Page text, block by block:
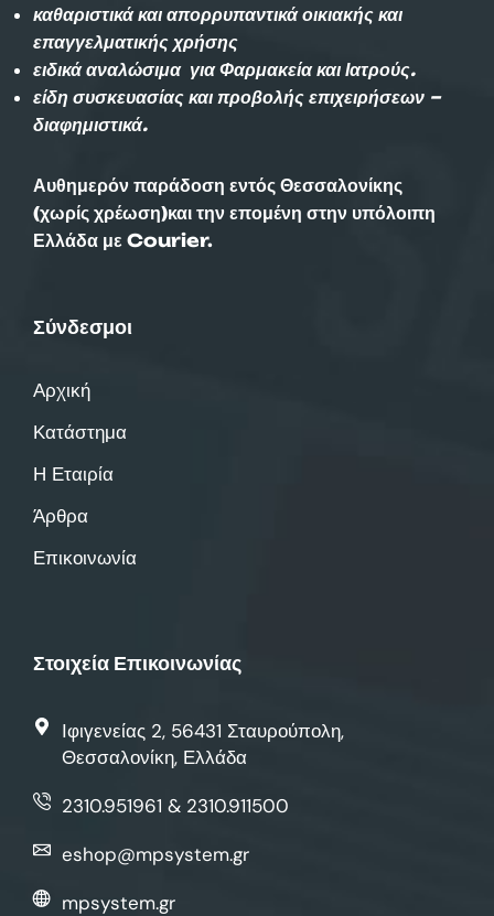
καθαριστικά και απορρυπαντικά οικιακής και
επαγγελματικής χρήσης
ειδικά αναλώσιμα για Φαρμακεία και Ιατρούς.
είδη συσκευασίας και προβολής επιχειρήσεων –
διαφημιστικά.
Αυθημερόν παράδοση εντός Θεσσαλονίκης
(χωρίς χρέωση)και την επομένη στην υπόλοιπη
Ελλάδα με Courier.
Σύνδεσμοι
Αρχική
Κατάστημα
Η Εταιρία
Άρθρα
Επικοινωνία
Στοιχεία Επικοινωνίας
Ιφιγενείας 2, 56431 Σταυρούπολη,
Θεσσαλονίκη, Ελλάδα
2310.951961 & 2310.911500
eshop@mpsystem.gr
mpsystem.gr